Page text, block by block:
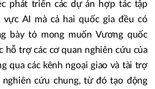
phát triển các dự án hợp tác tập
AI mà cả hai quốc gia đều có
bày tỏ mong muốn Vương quốc
hỗ trợ các cơ quan nghiên cứu của
qua các kênh ngoại giao và tài trợ
nghiên cứu chung, từ đó tạo động